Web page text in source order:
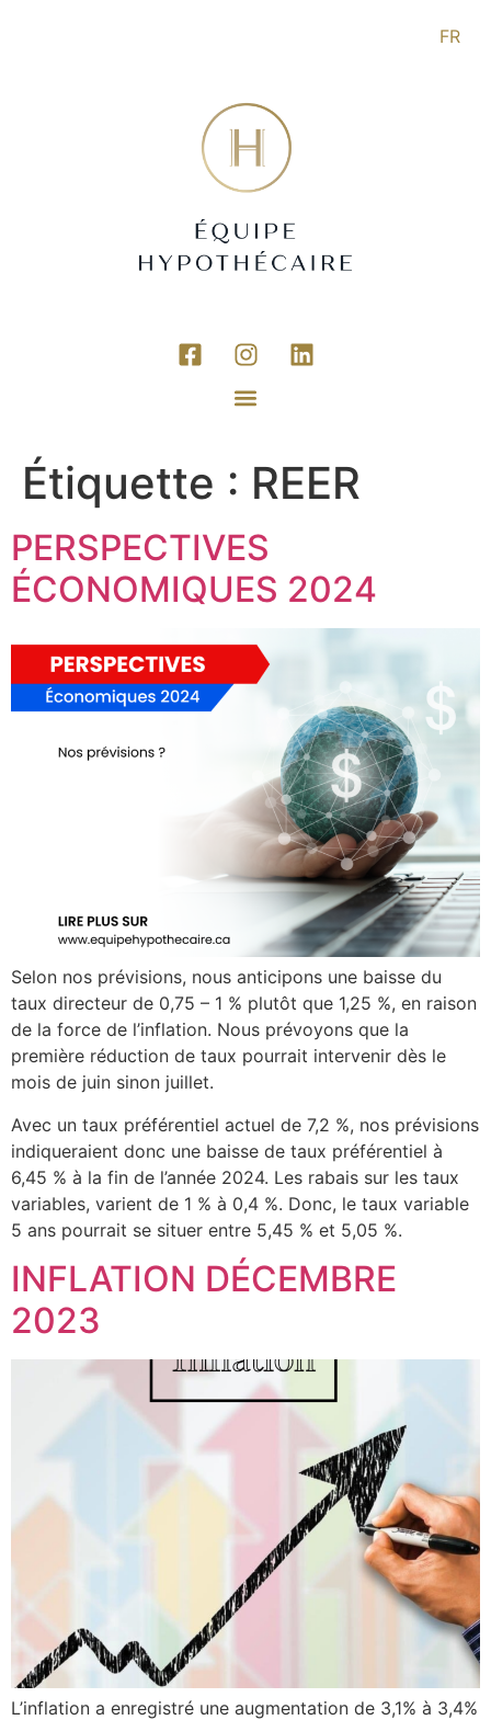
FR
Étiquette : REER
PERSPECTIVES
ÉCONOMIQUES 2024
Selon nos prévisions, nous anticipons une baisse du
taux directeur de 0,75 – 1 % plutôt que 1,25 %, en raison
de la force de l’inflation. Nous prévoyons que la
première réduction de taux pourrait intervenir dès le
mois de juin sinon juillet.
Avec un taux préférentiel actuel de 7,2 %, nos prévisions
indiqueraient donc une baisse de taux préférentiel à
6,45 % à la fin de l’année 2024. Les rabais sur les taux
variables, varient de 1 % à 0,4 %. Donc, le taux variable
5 ans pourrait se situer entre 5,45 % et 5,05 %.
INFLATION DÉCEMBRE
2023
L’inflation a enregistré une augmentation de 3,1% à 3,4%